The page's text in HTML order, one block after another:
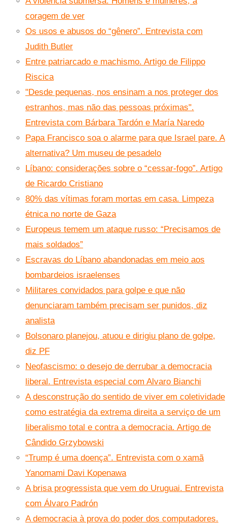
coragem de ver
Os usos e abusos do “gênero”. Entrevista com
Judith Butler
Entre patriarcado e machismo. Artigo de Filippo
Riscica
"Desde pequenas, nos ensinam a nos proteger dos
estranhos, mas não das pessoas próximas".
Entrevista com Bárbara Tardón e María Naredo
Papa Francisco soa o alarme para que Israel pare. A
alternativa? Um museu de pesadelo
Líbano: considerações sobre o “cessar-fogo”. Artigo
de Ricardo Cristiano
80% das vítimas foram mortas em casa. Limpeza
étnica no norte de Gaza
Europeus temem um ataque russo: “Precisamos de
mais soldados”
Escravas do Líbano abandonadas em meio aos
bombardeios israelenses
Militares convidados para golpe e que não
denunciaram também precisam ser punidos, diz
analista
Bolsonaro planejou, atuou e dirigiu plano de golpe,
diz PF
Neofascismo: o desejo de derrubar a democracia
liberal. Entrevista especial com Alvaro Bianchi
A desconstrução do sentido de viver em coletividade
como estratégia da extrema direita a serviço de um
liberalismo total e contra a democracia. Artigo de
Cândido Grzybowski
“Trump é uma doença”. Entrevista com o xamã
Yanomami Davi Kopenawa
A brisa progressista que vem do Uruguai. Entrevista
com Álvaro Padrón
A democracia à prova do poder dos computadores.